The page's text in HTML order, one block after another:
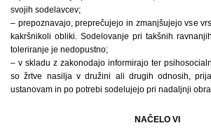
svojih sodelavcev;
– prepoznavajo, preprečujejo in zmanjšujejo vse
kakršnikoli obliki. Sodelovanje pri takšnih
toleriranje je nedopustno;
– v skladu z zakonodajo informirajo ter
so žrtve nasilja v družini ali drugih odnosih,
ustanovam in po potrebi sodelujejo pri nadaljnji
NAČELO VI